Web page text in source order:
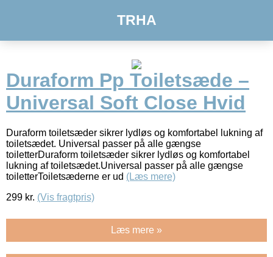
TRHA
Duraform Pp Toiletsæde –
Universal Soft Close Hvid
Duraform toiletsæder sikrer lydløs og komfortabel lukning af
toiletsædet. Universal passer på alle gængse
toiletterDuraform toiletsæder sikrer lydløs og komfortabel
lukning af toiletsædet.Universal passer på alle gængse
toiletterToiletsæderne er ud (Læs mere)
299 kr. (Vis fragtpris)
Læs mere »